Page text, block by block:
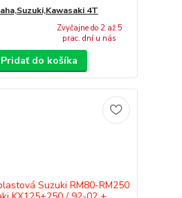
4T
Zvyčajne do 2 až 5
prac. dní u nás
Pridať do košíka